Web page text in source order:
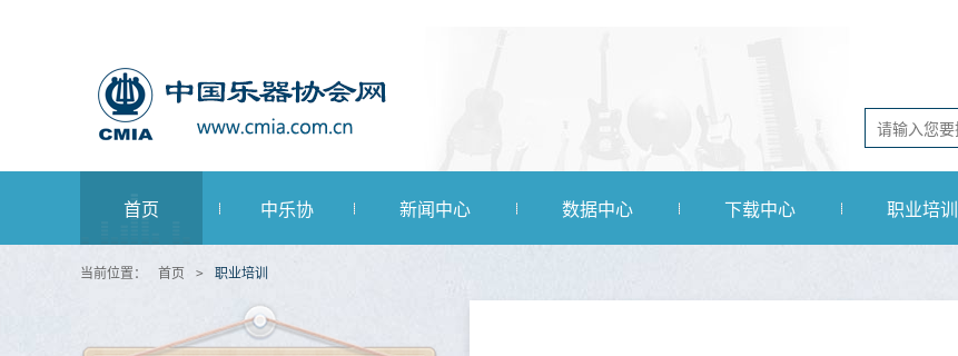
首页 中乐协 新闻中心 数据中心 下载中心 职业培训
当前位置： 首页 > 职业培训